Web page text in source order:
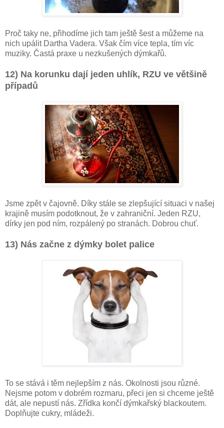
Proč taky ne, přihodíme jich tam ještě šest a můžeme na
nich upálit Dartha Vadera. Však čím více tepla, tím víc
muziky. Častá praxe u nezkušených dýmkařů.
12) Na korunku dají jeden uhlík, RZU ve většině
případů
Jsme zpět v čajovně. Díky stále se zlepšující situaci v našej
krajině musím podotknout, že v zahraniční. Jeden RZU,
dírky jen pod ním, rozpálený po stranách. Dobrou chuť.
13) Nás začne z dýmky bolet palice
To se stává i těm nejlepším z nás. Okolnosti jsou různé.
Nejsme potom v dobrém rozmaru, přeci jen si chceme ještě
dát, ale nepustí nás. Zřídka končí dýmkařský blackoutem.
Doplňujte cukry, mládeži.